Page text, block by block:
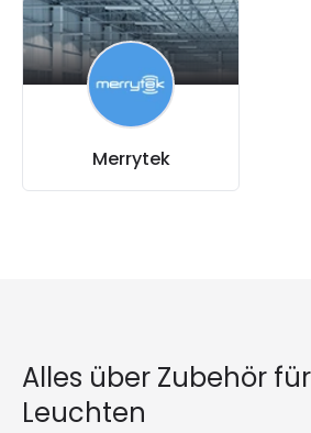
Merrytek
Alles über Zubehör
Leuchten